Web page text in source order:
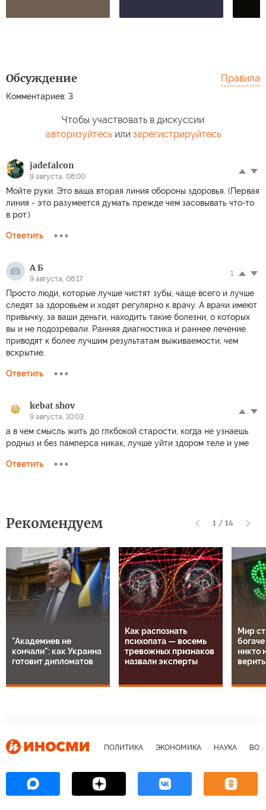
Обсуждение
Комментариев: 3
Правила
Чтобы участвовать в дискуссии
авторизуйтесьили зарегистрируйтесь
jadefalcon
9 августа, 08:00
Мойте руки. Это ваша вторая линия обороны здоровья. (Первая
линия - это разумеется думать прежде чем засовывать что-то
в рот.)
Ответить
А Б
9 августа, 08:17
1
Просто люди, которые лучше чистят зубы, чаще всего и лучше
следят за здоровьем и ходят регулярно к врачу. А врачи имеют
привычку, за ваши деньги, находить такие болезни, о которых
вы и не подозревали. Ранняя диагностика и раннее лечение
приводят к более лучшим результатам выживаемости, чем
вскрытие.
Ответить
kebat shov
9 августа, 10:03
а в чем смысль жить до глкбокой старости, когда не узнаешь
родныз и без памперса никак, лучше уйти здором теле и уме
Ответить
Рекомендуем 1 / 14
"Академиев не
кончали": как Украина
готовит дипломатов
Как распознать
психопата — восемь
тревожных признаков
назвали эксперты
Мир
никто
верить
ПОЛИТИКА ЭКОНОМИКА НАУКА